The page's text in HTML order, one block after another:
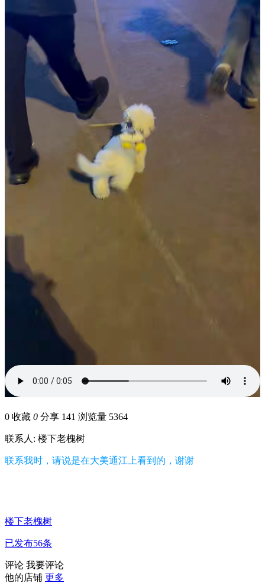
0 收藏 0 分享 141 浏览量 5364
联系人: 楼下老槐树
联系我时，请说是在大美通江上看到的，谢谢
楼下老槐树
已发布56条
评论 我要评论
他的店铺 更多